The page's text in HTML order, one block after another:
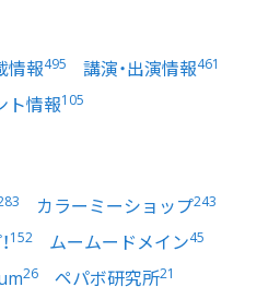
情報495 講演・出演情報461
ト情報105
カラーミーショップ243
152 ムームードメイン45
26 ペパボ研究所21